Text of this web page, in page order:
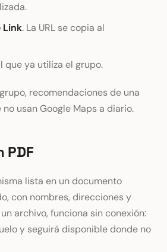
Link. La URL se copia al
que ya utiliza el grupo.
recomendaciones de una
usan Google Maps a diario.
PDF
lista en un documento
con nombres, direcciones y
archivo, funciona sin conexión:
y seguirá disponible donde no